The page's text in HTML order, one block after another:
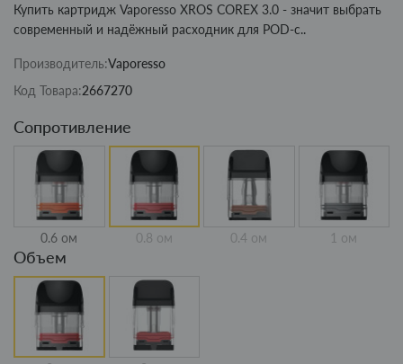
Купить картридж Vaporesso XROS COREX 3.0 - значит выбрать
современный и надёжный расходник для POD-с..
Производитель:Vaporesso
Код Товара:2667270
Сопротивление
0.6 ом 0.8 ом 0.4 ом 1 ом
Объем